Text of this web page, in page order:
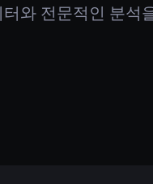
와 전문적인 분석